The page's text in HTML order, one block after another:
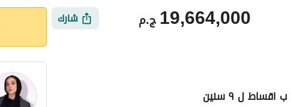
ج.م19,664,000 شارك
ل ٩ سنين